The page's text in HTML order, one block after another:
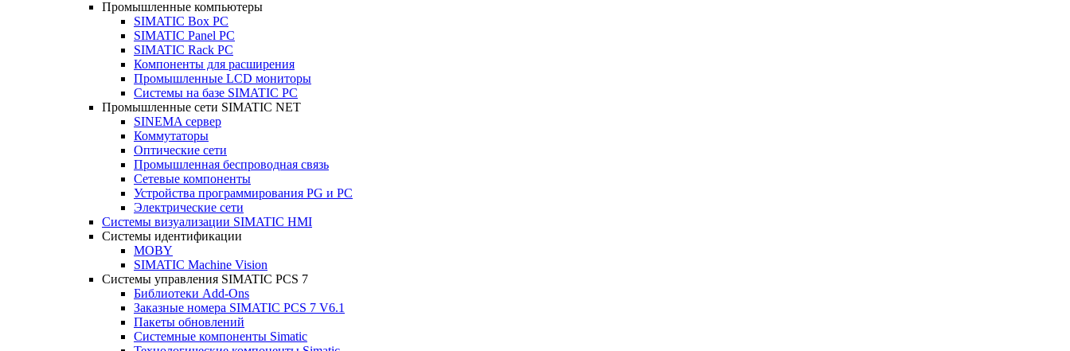
Промышленные компьютеры
SIMATIC Box PC
SIMATIC Panel PС
SIMATIC Rack PC
Компоненты для расширения
Промышленные LCD мониторы
Системы на базе SIMATIC PC
Промышленные сети SIMATIC NET
SINEMA сервер
Коммутаторы
Оптические сети
Промышленная беспроводная связь
Сетевые компоненты
Устройства программирования PG и PC
Электрические сети
Системы визуализации SIMATIC HMI
Системы идентификации
MOBY
SIMATIC Machine Vision
Системы управления SIMATIC PCS 7
Библиотеки Add-Ons
Заказные номера SIMATIC PCS 7 V6.1
Пакеты обновлений
Системные компоненты Simatic